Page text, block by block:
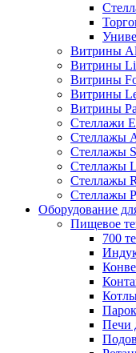
Витрины
Витрины
Витрины
Витрины
Витрины
Стеллажи
Стеллажы
Стеллажы
Стеллажы
Стеллажы
Стеллажы
Оборудование
Пищевое
700
Печи